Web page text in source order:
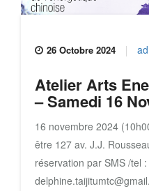
26 Octobre 2024
Atelier Arts
– Samedi 16
16 novembre 2024
être 127 av. J.J.
réservation par SMS /tel